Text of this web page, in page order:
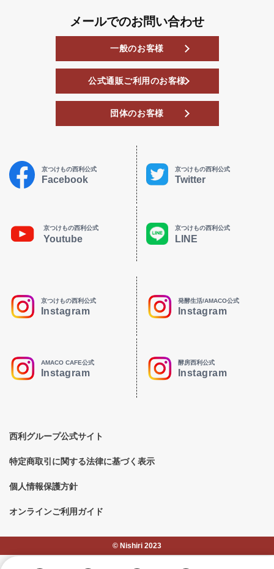
メールでのお問い合わせ
一般のお客様
公式通販ご利用のお客様
団体のお客様
京つけもの西利公式
Facebook
京つけもの西利公式
Twitter
京つけもの西利公式
Youtube
京つけもの西利公式
LINE
京つけもの西利公式
Instagram
発酵生活/AMACO公式
Instagram
AMACO CAFE公式
Instagram
酵房西利公式
Instagram
西利グループ公式サイト
特定商取引に関する法律に基づく表示
個人情報保護方針
オンラインご利用ガイド
©︎ Nishiri 2023